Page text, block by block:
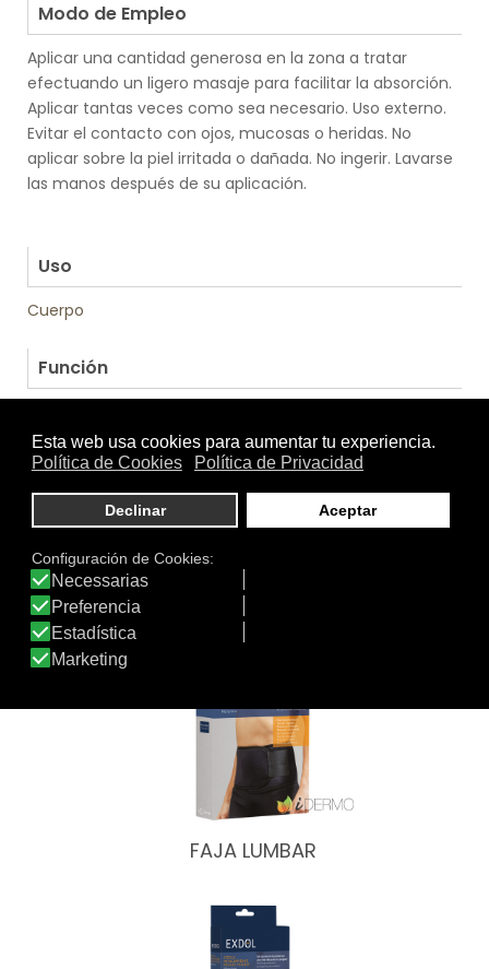
Modo de Empleo
Aplicar una cantidad generosa en la zona a tratar
efectuando un ligero masaje para facilitar la absorción.
Aplicar tantas veces como sea necesario. Uso externo.
Evitar el contacto con ojos, mucosas o heridas. No
aplicar sobre la piel irritada o dañada. No ingerir. Lavarse
las manos después de su aplicación.
Uso
Cuerpo
Función
Textura
Otros productos de Exdol
FAJA LUMBAR